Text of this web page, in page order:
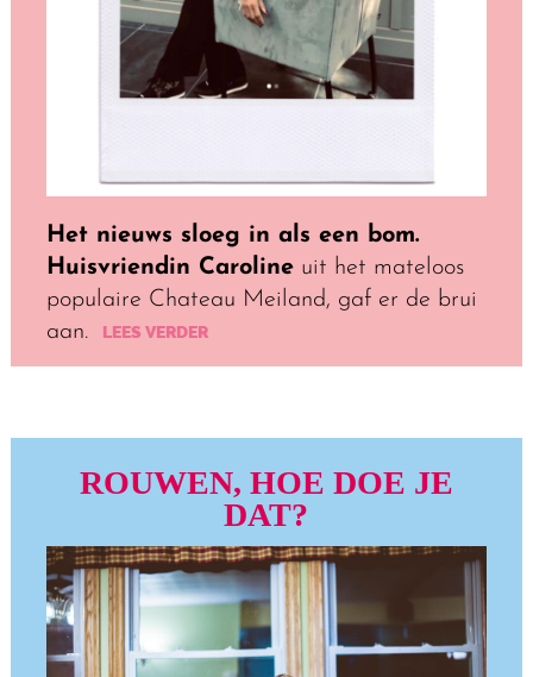
Het nieuws sloeg in als een bom.
Huisvriendin Carolineuit het mateloos
populaire Chateau Meiland, gaf er de brui
aan.
LEES VERDER
ROUWEN, HOE DOE JE
DAT?